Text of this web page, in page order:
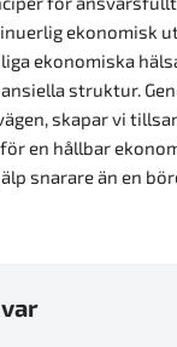
ekonomisk
ekonomiska
struktur.
skapar vi
en hållbar
snarare än en